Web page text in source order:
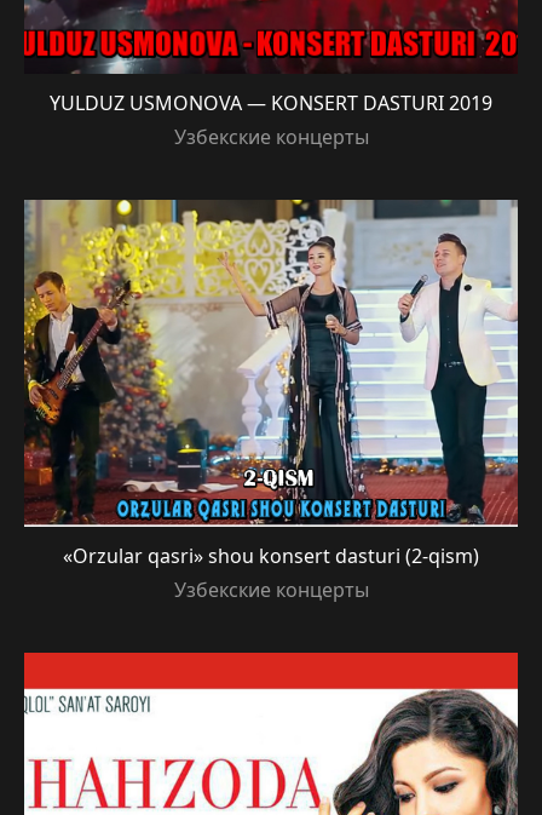
YULDUZ USMONOVA — KONSERT DASTURI 2019
Узбекские концерты
«Orzular qasri» shou konsert dasturi (2-qism)
Узбекские концерты